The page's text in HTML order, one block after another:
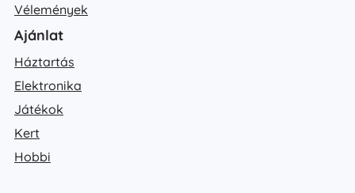
Vélemények
Ajánlat
Háztartás
Elektronika
Játékok
Kert
Hobbi